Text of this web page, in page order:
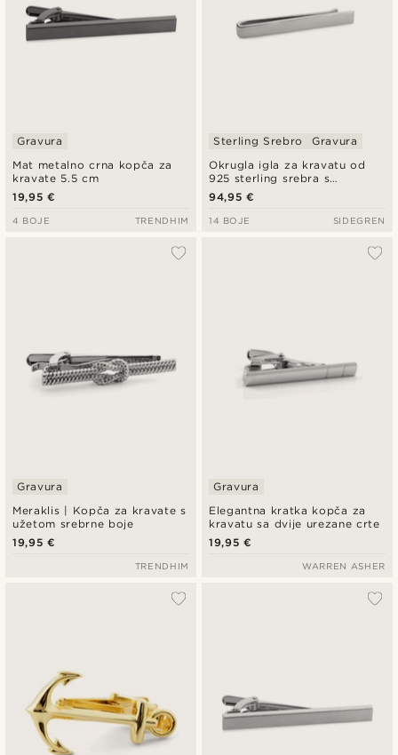
Mat metalno crna kopča za
kravate 5.5 cm
Gravura
19,95 €
4 BOJE TRENDHIM
Okrugla igla za kravatu od
925 sterling srebra s
premazom od rodija
Sterling Srebro Gravura
94,95 €
14 BOJE SIDEGREN
Meraklis | Kopča za kravate s
užetom srebrne boje
Gravura
19,95 €
TRENDHIM
Elegantna kratka kopča za
kravatu sa dvije urezane crte
Gravura
19,95 €
WARREN ASHER